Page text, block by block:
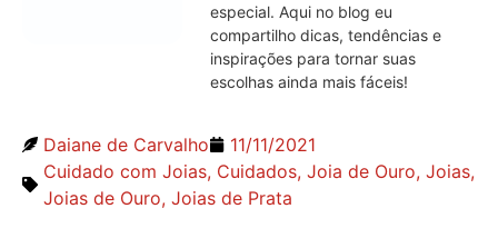
especial. Aqui no blog eu
compartilho dicas, tendências e
inspirações para tornar suas
escolhas ainda mais fáceis!
Daiane de Carvalho
11/11/2021
Cuidado com Joias, Cuidados, Joia de Ouro, Joias,
Joias de Ouro, Joias de Prata